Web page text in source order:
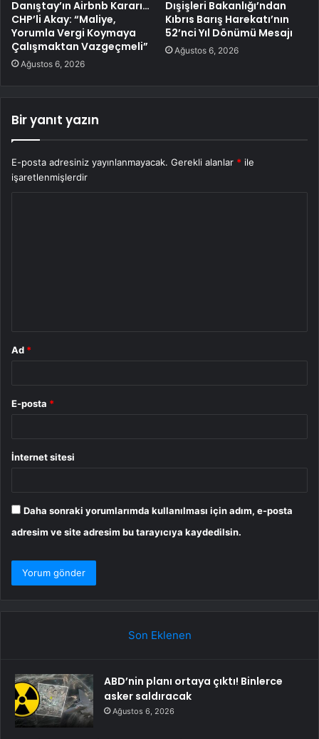
Danıştay’ın Airbnb Kararı…
CHP’li Akay: “Maliye,
Yorumla Vergi Koymaya
Çalışmaktan Vazgeçmeli”
Ağustos 6, 2026
Dışişleri Bakanlığı’ndan
Kıbrıs Barış Harekatı’nın
52’nci Yıl Dönümü Mesajı
Ağustos 6, 2026
Bir yanıt yazın
E-posta adresiniz yayınlanmayacak. Gerekli alanlar * ile
işaretlenmişlerdir
Ad *
E-posta *
İnternet sitesi
Daha sonraki yorumlarımda kullanılması için adım, e-posta
adresim ve site adresim bu tarayıcıya kaydedilsin.
Son Eklenen
ABD’nin planı ortaya çıktı! Binlerce
asker saldıracak
Ağustos 6, 2026